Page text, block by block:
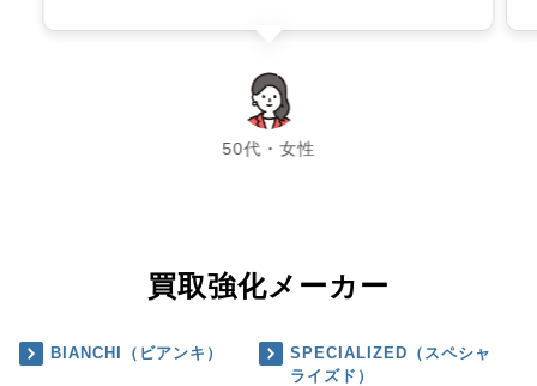
50代・女性
chevron_left chevron_right
買取強化メーカー
BIANCHI（ビアンキ）
SPECIALIZED（スペシャ
ライズド）